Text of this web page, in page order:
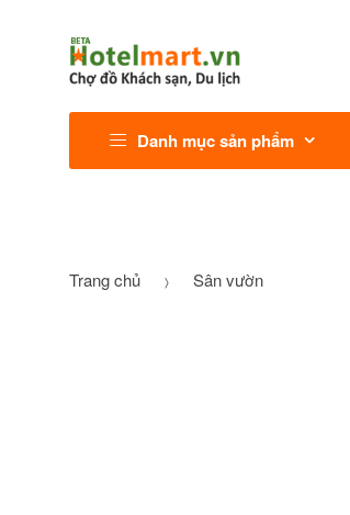
Danh mục sản phẩm
Trang chủ Sân vườn